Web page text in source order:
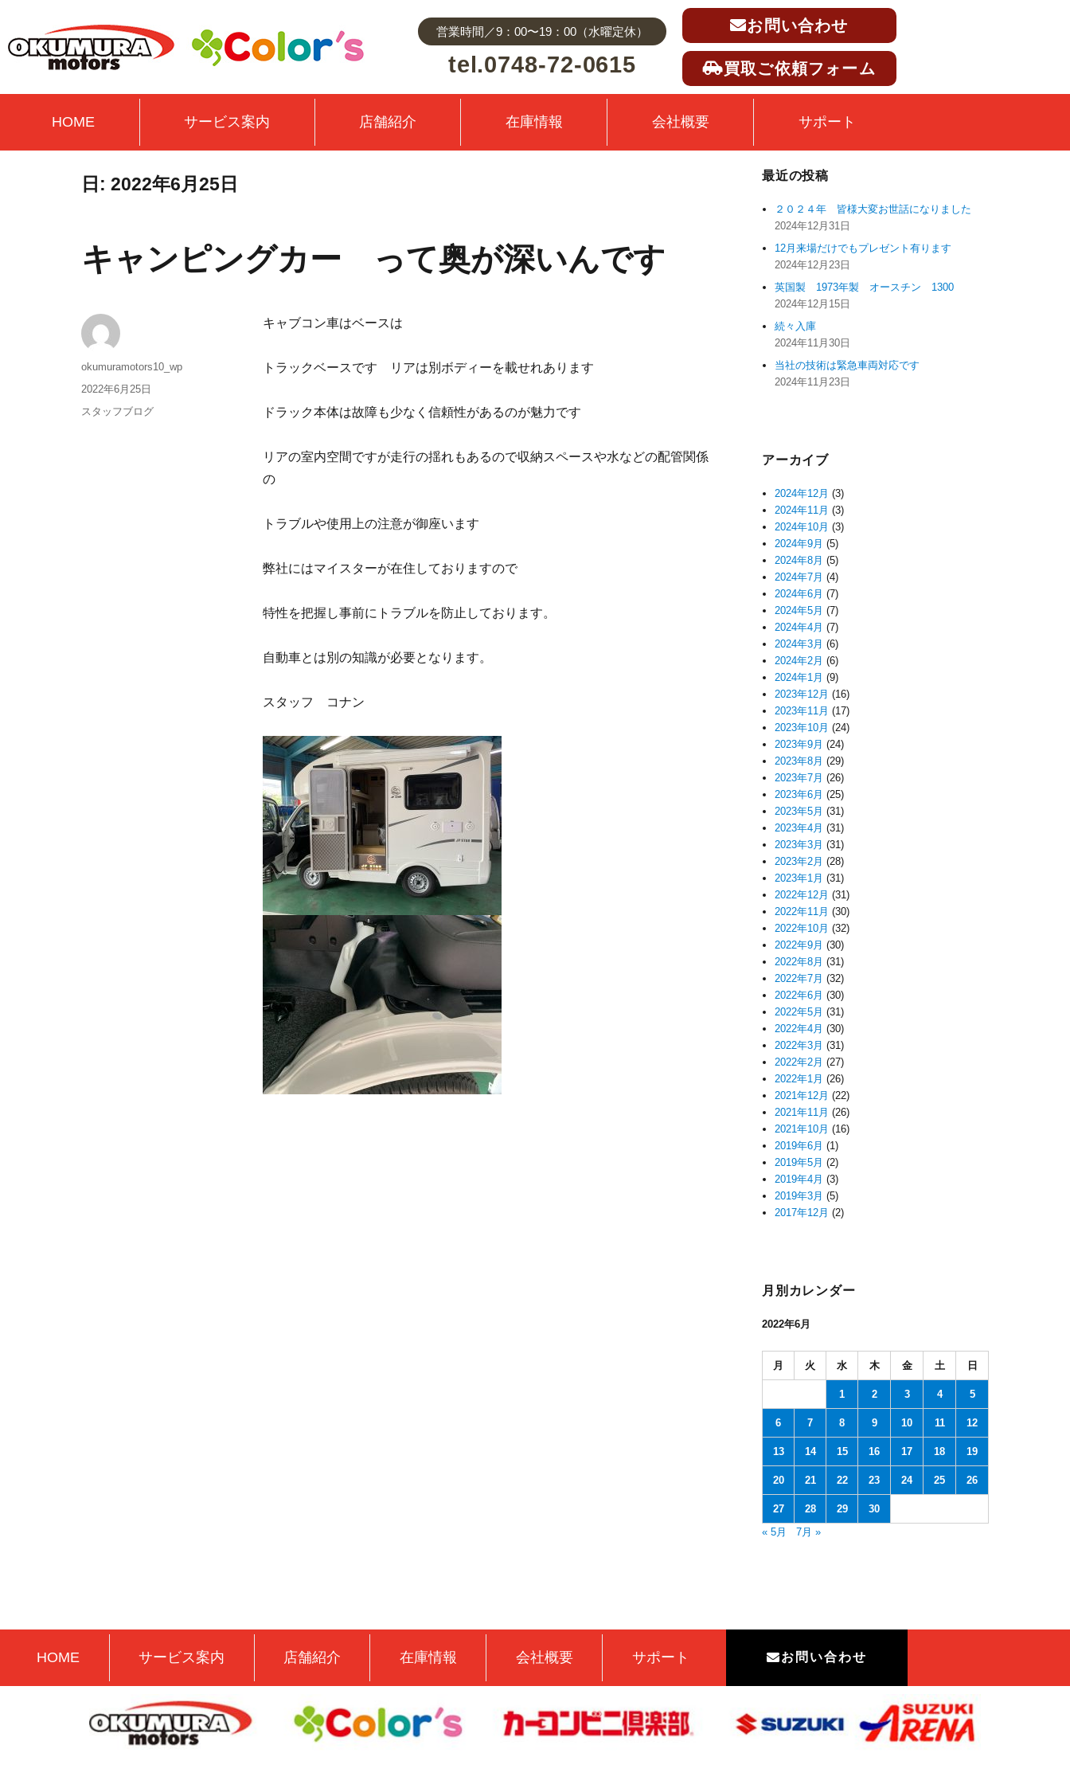
営業時間／9：00〜19：00（水曜定休）
tel.0748-72-0615
お問い合わせ
買取ご依頼フォーム
HOME サービス案内 店舗紹介 在庫情報 会社概要 サポート
日: 2022年6月25日
キャンピングカー って奥が深いんです
キャブコン車はベースは
トラックベースです リアは別ボディーを載せれあります
ドラック本体は故障も少なく信頼性があるのが魅力です
リアの室内空間ですが走行の揺れもあるので収納スペースや水などの配管関係
の
トラブルや使用上の注意が御座います
弊社にはマイスターが在住しておりますので
特性を把握し事前にトラブルを防止しております。
自動車とは別の知識が必要となります。
スタッフ コナン
okumuramotors10_wp
2022年6月25日
スタッフブログ
最近の投稿
２０２４年 皆様大変お世話になりました
2024年12月31日
12月来場だけでもプレゼント有ります
2024年12月23日
英国製 1973年製 オースチン 1300
2024年12月15日
続々入庫
2024年11月30日
当社の技術は緊急車両対応です
2024年11月23日
アーカイブ
2024年12月 (3)
2024年11月 (3)
2024年10月 (3)
2024年9月 (5)
2024年8月 (5)
2024年7月 (4)
2024年6月 (7)
2024年5月 (7)
2024年4月 (7)
2024年3月 (6)
2024年2月 (6)
2024年1月 (9)
2023年12月 (16)
2023年11月 (17)
2023年10月 (24)
2023年9月 (24)
2023年8月 (29)
2023年7月 (26)
2023年6月 (25)
2023年5月 (31)
2023年4月 (31)
2023年3月 (31)
2023年2月 (28)
2023年1月 (31)
2022年12月 (31)
2022年11月 (30)
2022年10月 (32)
2022年9月 (30)
2022年8月 (31)
2022年7月 (32)
2022年6月 (30)
2022年5月 (31)
2022年4月 (30)
2022年3月 (31)
2022年2月 (27)
2022年1月 (26)
2021年12月 (22)
2021年11月 (26)
2021年10月 (16)
2019年6月 (1)
2019年5月 (2)
2019年4月 (3)
2019年3月 (5)
2017年12月 (2)
月別カレンダー
2022年6月
月 火 水 木 金 土 日
1 2 3 4 5
6 7 8 9 10 11 12
13 14 15 16 17 18 19
20 21 22 23 24 25 26
27 28 29
30
« 5月
7月 »
HOME サービス案内 店舗紹介 在庫情報 会社概要 サポート お問い合わせ